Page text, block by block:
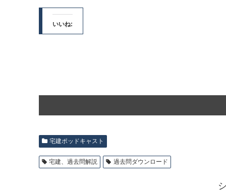
いいね:
宅建ポッドキャスト
宅建、過去問解説 過去問ダウンロード